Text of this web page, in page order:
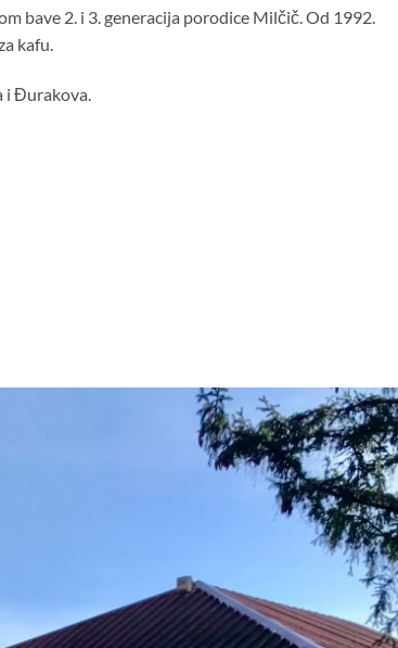
bave 2. i 3. generacija porodice Milčič. Od 1992.
kafu.
i Đurakova.